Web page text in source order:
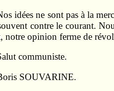
idées ne sont pas à la
contre le courant.
notre opinion ferme de
communiste.
SOUVARINE.